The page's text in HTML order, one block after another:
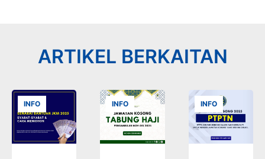
ARTIKEL BERKAITAN
INFO INFO INFO